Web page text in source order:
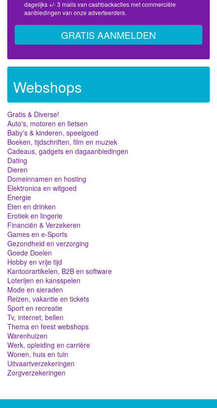
dagelijks +/- 3 mails van cashbackacties met commerciële
aanbiedingen van onze adverteerders.
GRATIS AANMELDEN
Webshops
Gratis & Diverse!
Auto's, motoren en fietsen
Baby's & kinderen, speelgoed
Boeken, tijdschriften, film en muziek
Cadeaus, gadgets en dagaanbiedingen
Dating
Dieren
Domeinnamen en hosting
Elektronica en witgoed
Energie
Eten en drinken
Erotiek en lingerie
Financiën & Verzekeren
Games en e-Sports
Gezondheid en verzorging
Goede Doelen
Hobby en vrije tijd
Kantoorartikelen, B2B en software
Loterijen en kansspelen
Mode en sieraden
Reizen, vakantie en tickets
Sport en recreatie
Tv, internet, bellen
Thema en feest webshops
Warenhuizen
Werk, opleiding en carrière
Wonen, huis en tuin
Uitvaartverzekeringen
Zorgverzekeringen